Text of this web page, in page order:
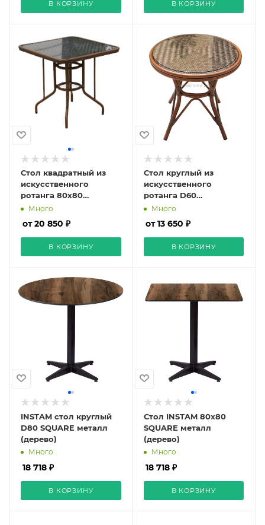
В КОРЗИНУ В КОРЗИНУ
Стол квадратный из
искусственного
ротанга 80х80
«BAMBOO»
Много
от 20 850 ₽
В КОРЗИНУ
Стол круглый из
искусственного
ротанга D60
«BAMBOO»
Много
от 13 650 ₽
В КОРЗИНУ
INSTAM стол круглый
D80 SQUARE металл
(дерево)
Много
18 718 ₽
В КОРЗИНУ
Стол INSTAM 80x80
SQUARE металл
(дерево)
Много
18 718 ₽
В КОРЗИНУ